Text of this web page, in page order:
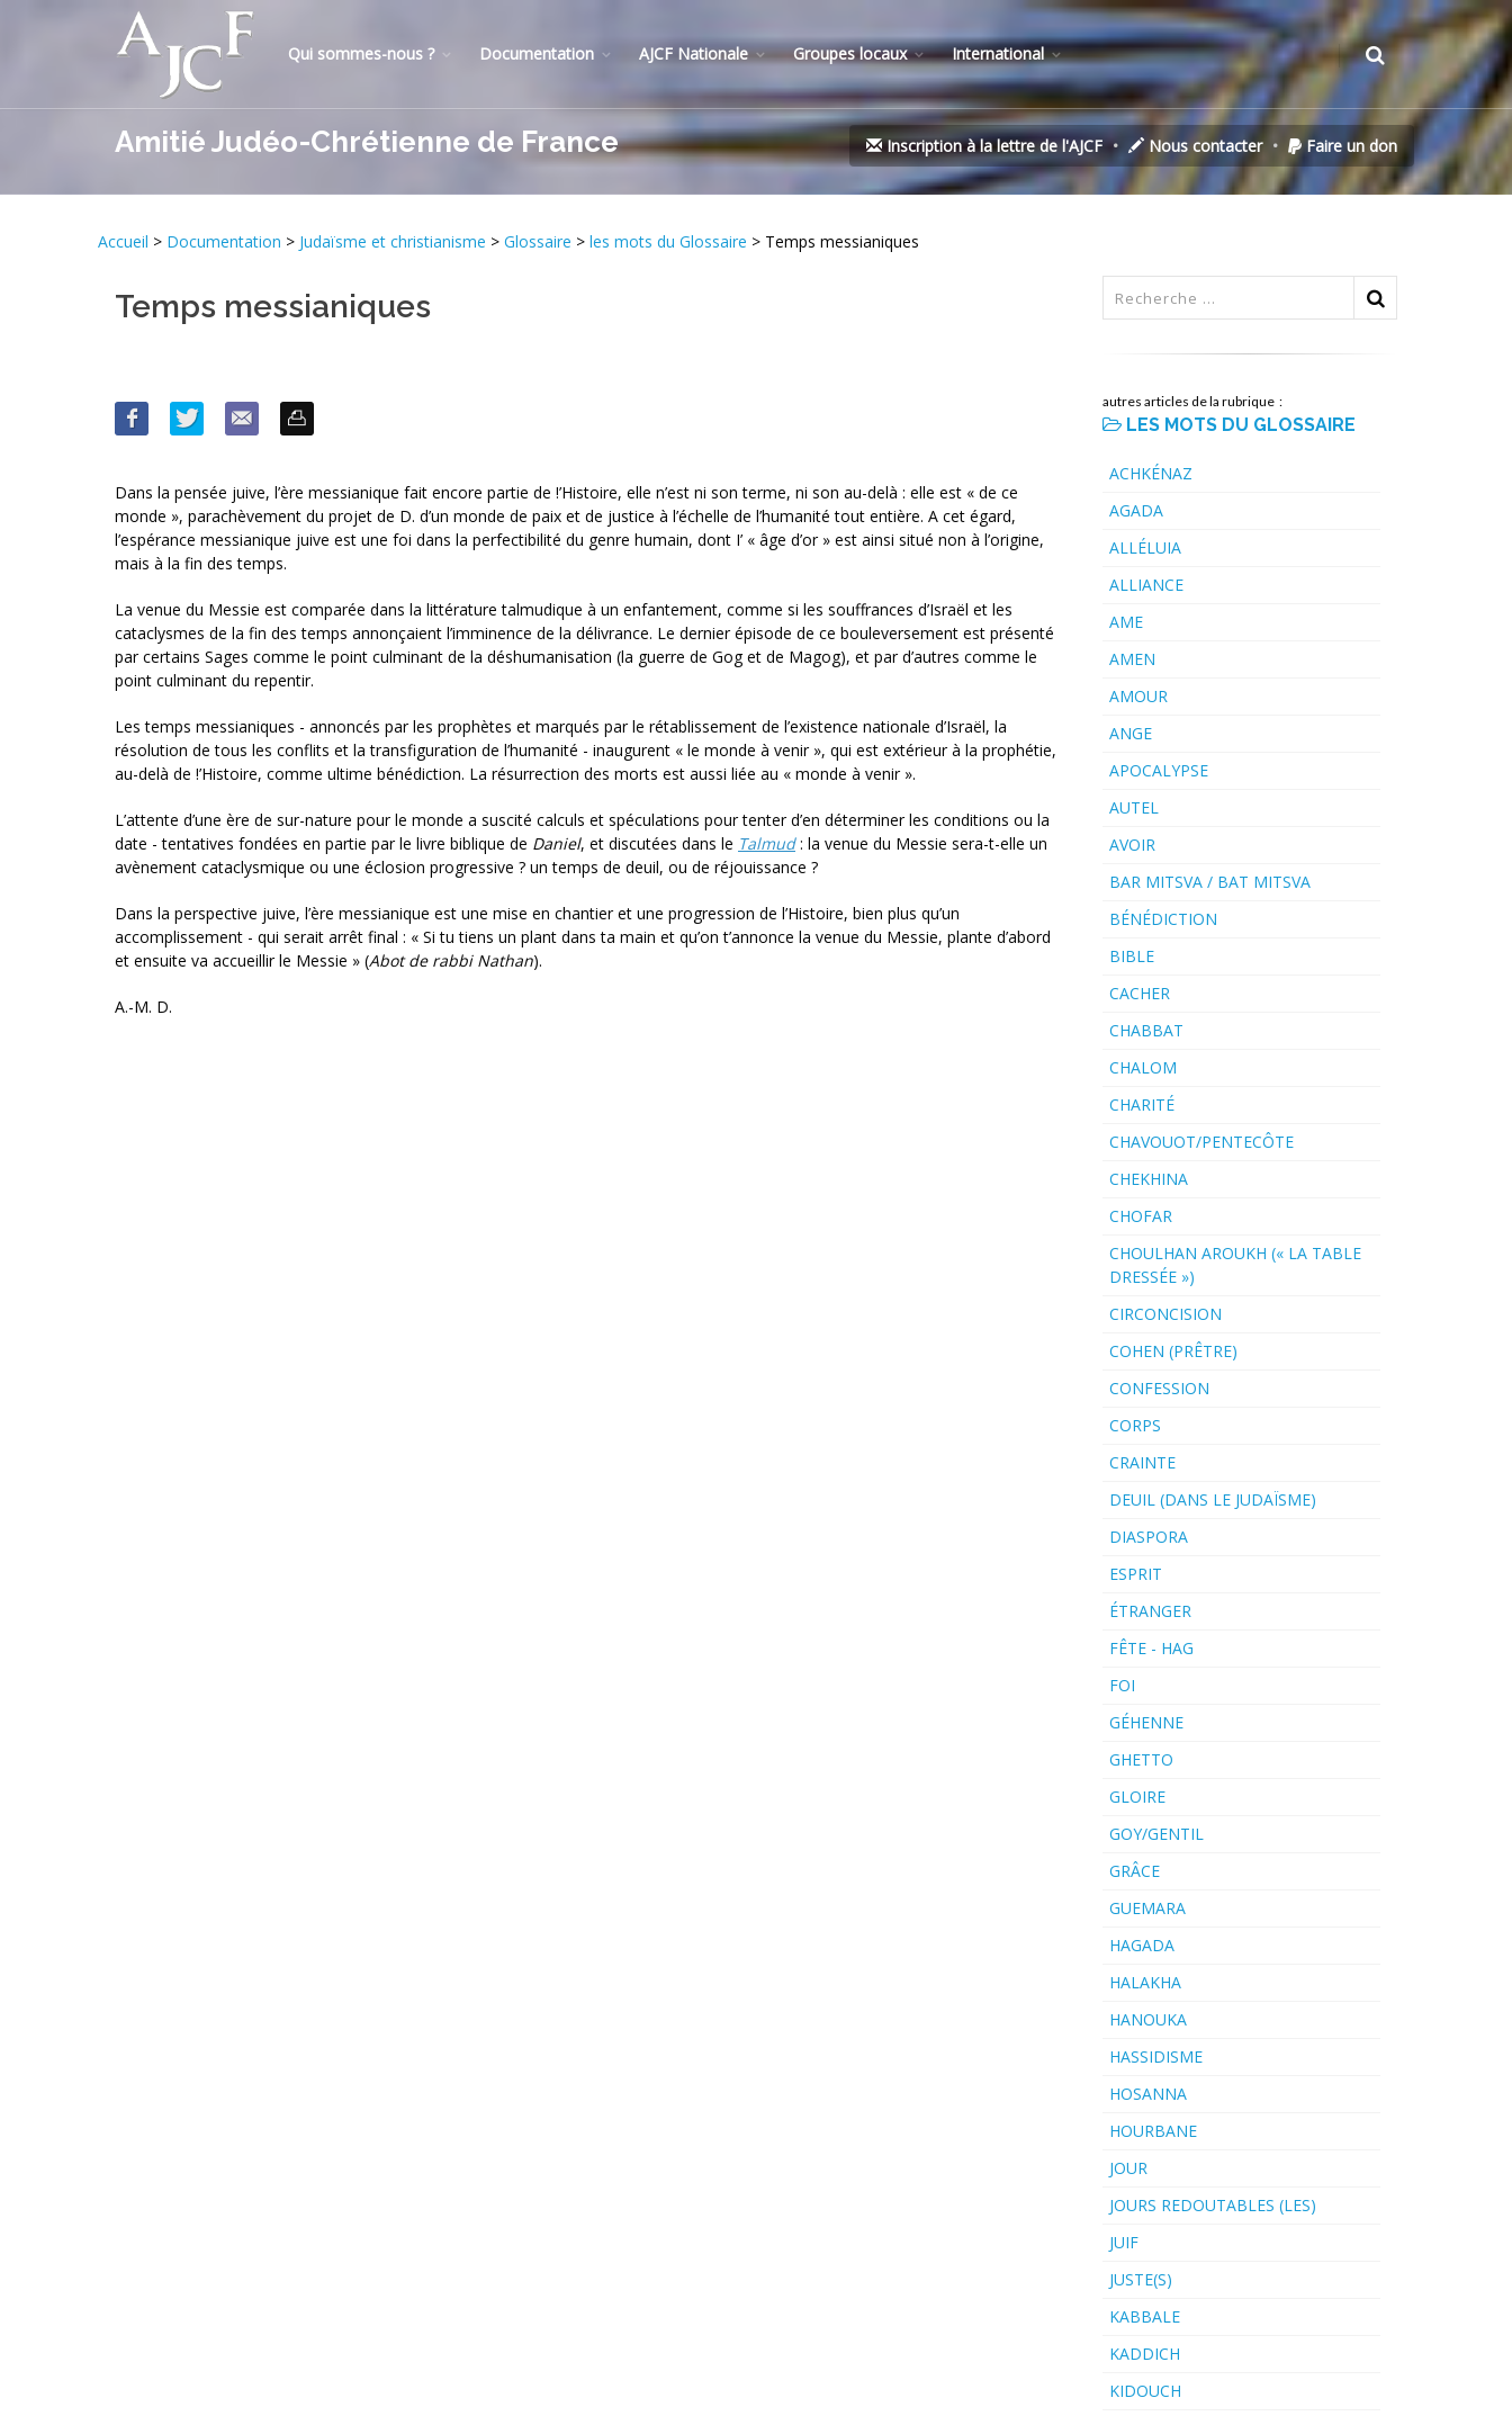
Qui sommes-nous ? Documentation AJCF Nationale Groupes locaux International
Amitié Judéo-Chrétienne de France Inscription à la lettre de l'AJCF Nous contacter Faire un don
Accueil > Documentation > Judaïsme et christianisme > Glossaire > les mots du Glossaire > Temps messianiques
Temps messianiques
Dans la pensée juive, l’ère messianique fait encore partie de !’Histoire, elle n’est ni son terme, ni son au-delà : elle est « de ce
monde », parachèvement du projet de D. d’un monde de paix et de justice à l’échelle de l’humanité tout entière. A cet égard,
l’espérance messianique juive est une foi dans la perfectibilité du genre humain, dont I’ « âge d’or » est ainsi situé non à l’origine,
mais à la fin des temps.
La venue du Messie est comparée dans la littérature talmudique à un enfantement, comme si les souffrances d’Israël et les
cataclysmes de la fin des temps annonçaient l’imminence de la délivrance. Le dernier épisode de ce bouleversement est présenté
par certains Sages comme le point culminant de la déshumanisation (la guerre de Gog et de Magog), et par d’autres comme le
point culminant du repentir.
Les temps messianiques - annoncés par les prophètes et marqués par le rétablissement de l’existence nationale d’Israël, la
résolution de tous les conflits et la transfiguration de l’humanité - inaugurent « le monde à venir », qui est extérieur à la prophétie,
au-delà de !’Histoire, comme ultime bénédiction. La résurrection des morts est aussi liée au « monde à venir ».
L’attente d’une ère de sur-nature pour le monde a suscité calculs et spéculations pour tenter d’en déterminer les conditions ou la
date - tentatives fondées en partie par le livre biblique de Daniel, et discutées dans le Talmud: la venue du Messie sera-t-elle un
avènement cataclysmique ou une éclosion progressive ? un temps de deuil, ou de réjouissance ?
Dans la perspective juive, l’ère messianique est une mise en chantier et une progression de l’Histoire, bien plus qu’un
accomplissement - qui se­rait arrêt final : « Si tu tiens un plant dans ta main et qu’on t’annonce la venue du Messie, plante d’abord
et ensuite va accueillir le Messie » (Abot de rabbi Nathan).
A.-M. D.
autres articles de la rubrique :
LES MOTS DU GLOSSAIRE
ACHKÉNAZ
AGADA
ALLÉLUIA
ALLIANCE
AME
AMEN
AMOUR
ANGE
APOCALYPSE
AUTEL
AVOIR
BAR MITSVA / BAT MITSVA
BÉNÉDICTION
BIBLE
CACHER
CHABBAT
CHALOM
CHARITÉ
CHAVOUOT/PENTECÔTE
CHEKHINA
CHOFAR
CHOULHAN AROUKH (« LA TABLE
DRESSÉE »)
CIRCONCISION
COHEN (PRÊTRE)
CONFESSION
CORPS
CRAINTE
DEUIL (DANS LE JUDAÏSME)
DIASPORA
ESPRIT
ÉTRANGER
FÊTE - HAG
FOI
GÉHENNE
GHETTO
GLOIRE
GOY/GENTIL
GRÂCE
GUEMARA
HAGADA
HALAKHA
HANOUKA
HASSIDISME
HOSANNA
HOURBANE
JOUR
JOURS REDOUTABLES (LES)
JUIF
JUSTE(S)
KABBALE
KADDICH
KIDOUCH